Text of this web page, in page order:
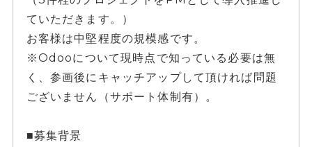
ていただきます。）
お客様は中堅程度の規模感です。
※Odooについて現時点で知っている必要は無
く、参画後にキャッチアップして頂ければ問題
ございません（サポート体制有）。
■募集背景